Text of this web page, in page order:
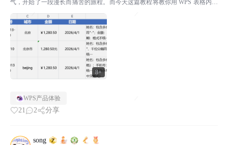
8+
气，开始了一段漫长而痛苦的旅程。而今天这篇教程将教你用 WPS 表格内置
的 AI 功能，压缩处理时间，而且不需要记住任何...
WPS产品体验
21 2 分享
song